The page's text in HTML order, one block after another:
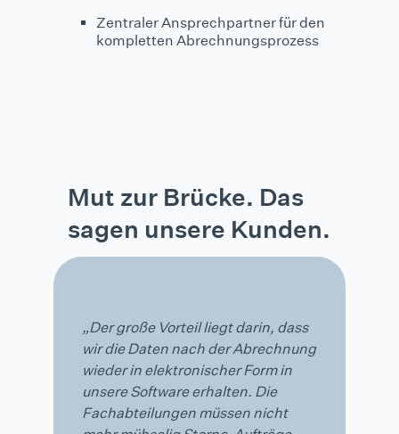
Zentraler Ansprechpartner für den
kompletten Abrechnungsprozess
Mut zur Brücke. Das
sagen unsere Kunden.
„Der große Vorteil liegt darin, dass
wir die Daten nach der Abrechnung
wieder in elektronischer Form in
unsere Software erhalten. Die
Fachabteilungen müssen nicht